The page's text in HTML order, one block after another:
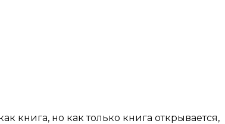
книга, но как только книга открывается,